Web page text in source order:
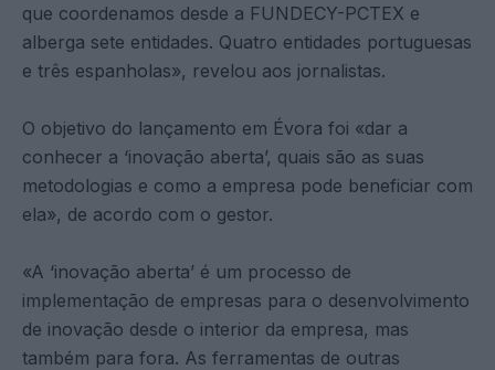
que coordenamos desde a FUNDECY-PCTEX e
alberga sete entidades. Quatro entidades portuguesas
e três espanholas», revelou aos jornalistas.
O objetivo do lançamento em Évora foi «dar a
conhecer a ‘inovação aberta’, quais são as suas
metodologias e como a empresa pode beneficiar com
ela», de acordo com o gestor.
«A ‘inovação aberta’ é um processo de
implementação de empresas para o desenvolvimento
de inovação desde o interior da empresa, mas
também para fora. As ferramentas de outras